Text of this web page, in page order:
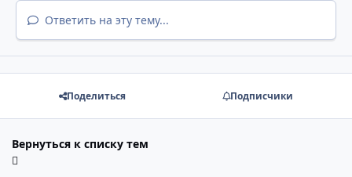
Ответить на эту тему...
Поделиться Подписчики
Вернуться к списку тем